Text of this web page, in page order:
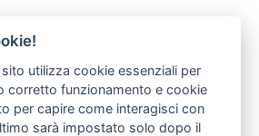
utilizza cookie essenziali per
corretto funzionamento e cookie
per capire come interagisci con
sarà impostato solo dopo il